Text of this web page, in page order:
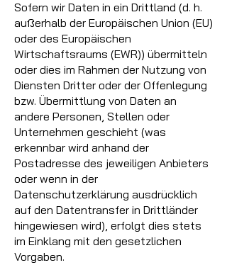
Sofern wir Daten in ein Drittland (d. h.
außerhalb der Europäischen Union (EU)
oder des Europäischen
Wirtschaftsraums (EWR)) übermitteln
oder dies im Rahmen der Nutzung von
Diensten Dritter oder der Offenlegung
bzw. Übermittlung von Daten an
andere Personen, Stellen oder
Unternehmen geschieht (was
erkennbar wird anhand der
Postadresse des jeweiligen Anbieters
oder wenn in der
Datenschutzerklärung ausdrücklich
auf den Datentransfer in Drittländer
hingewiesen wird), erfolgt dies stets
im Einklang mit den gesetzlichen
Vorgaben.